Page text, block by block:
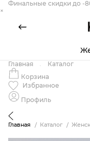
Финальные скидки до -
×
Главная
Каталог
Корзина
Избранное
Профиль
Главная Каталог